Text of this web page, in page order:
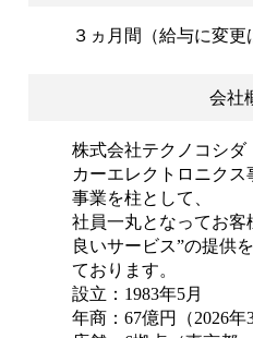
３ヵ月間（給与に変更
会社
株式会社テクノコシダ
カーエレクトロニク
事業を柱として、
社員一丸となってお客
良いサービス”の提供
ております。
設立：1983年5月
年商：67億円（2026年3